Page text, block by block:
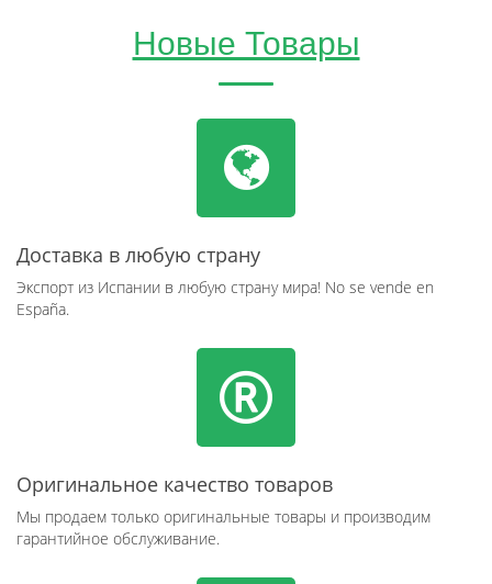
Новые Товары
Доставка в любую страну
Экспорт из Испании в любую страну мира! No se vende en
España.
Оригинальное качество товаров
Мы продаем только оригинальные товары и производим
гарантийное обслуживание.